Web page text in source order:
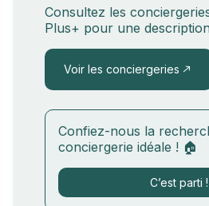
Consultez les
Plus+ pour une
Voir les conciergeries
Confiez-nous la
conciergerie idéale ! 🏠
C’est parti !